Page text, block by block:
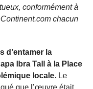
conformément à
chacun
d’entamer la
Ibra Tall à la Place
locale. Le
que l’œuvre était